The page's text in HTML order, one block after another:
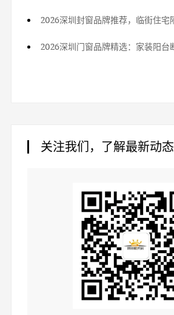
关注我们，了解最新动态